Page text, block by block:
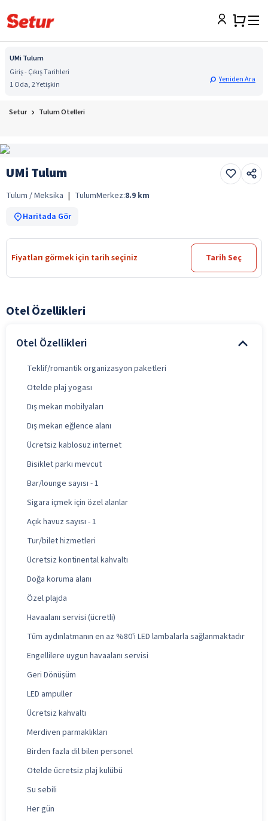
UMi Tulum
Giriş - Çıkış Tarihleri
1 Oda, 2 Yetişkin
Yeniden Ara
Setur Tulum Otelleri
UMi Tulum
Tulum / Meksika | TulumMerkez:8.9 km
Haritada Gör
Fiyatları görmek için tarih seçiniz Tarih Seç
Otel Özellikleri
Otel Özellikleri
Teklif/romantik organizasyon paketleri
Otelde plaj yogası
Dış mekan mobilyaları
Dış mekan eğlence alanı
Ücretsiz kablosuz internet
Bisiklet parkı mevcut
Bar/lounge sayısı - 1
Sigara içmek için özel alanlar
Açık havuz sayısı - 1
Tur/bilet hizmetleri
Ücretsiz kontinental kahvaltı
Doğa koruma alanı
Özel plajda
Havaalanı servisi (ücretli)
Tüm aydınlatmanın en az %80'i LED lambalarla sağlanmaktadır
Engellilere uygun havaalanı servisi
Geri Dönüşüm
LED ampuller
Ücretsiz kahvaltı
Merdiven parmaklıkları
Birden fazla dil bilen personel
Otelde ücretsiz plaj kulübü
Su sebili
Her gün